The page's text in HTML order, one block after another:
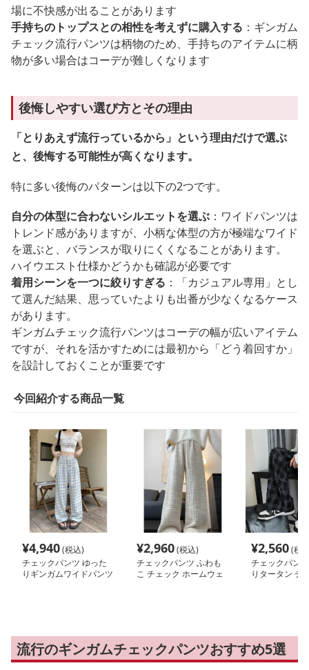
場に不快感が出ることがあります
手持ちのトップスとの相性を考えずに購入する ：ギンガム
チェック流行パンツは柄物のため、手持ちのアイテムに柄
物が多い場合はコーデが難しくなります
後悔しやすい選び方とその理由
「とりあえず流行っているから」という理由だけで選ぶ
と、後悔する可能性が高くなります。
特に多い後悔のパターンは以下の2つです。
自分の体型に合わないシルエットを選ぶ ：ワイドパンツは
トレンド感がありますが、小柄な体型の方が極端なワイド
を選ぶと、バランスが取りにくくなることがあります。
ハイウエスト仕様かどうかも確認が必要です
着用シーンを一つに絞りすぎる ：「カジュアル専用」とし
て選んだ結果、思っていたよりも出番が少なくなるケース
があります。
ギンガムチェック流行パンツはコーデの幅が広いアイテム
ですが、それを活かすためには最初から「どう着回すか」
を設計しておくことが重要です
今回紹介する商品一覧
¥4,940(税込)
チェックパンツ ゆった
りギンガムワイドパンツ
¥2,960(税込)
チェックパンツ ふわも
こ チェック ホームウェ
¥2,560(税
チェックパン
りタータン チ
流行のギンガムチェックパンツおすすめ5選